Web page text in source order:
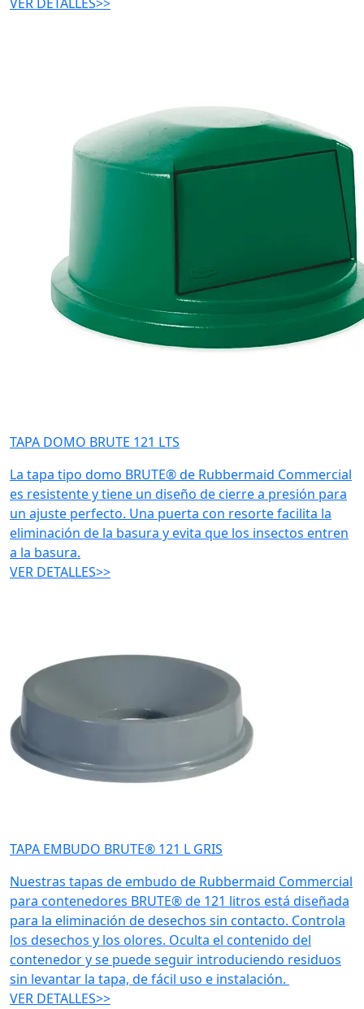
TAPA DOMO BRUTE 121 LTS
La tapa tipo domo BRUTE® de Rubbermaid Commercial
es resistente y tiene un diseño de cierre a presión para
un ajuste perfecto. Una puerta con resorte facilita la
eliminación de la basura y evita que los insectos entren
a la basura.
VER DETALLES>>
TAPA EMBUDO BRUTE® 121 L GRIS
Nuestras tapas de embudo de Rubbermaid Commercial
para contenedores BRUTE® de 121 litros está diseñada
para la eliminación de desechos sin contacto. Controla
los desechos y los olores. Oculta el contenido del
contenedor y se puede seguir introduciendo residuos
sin levantar la tapa, de fácil uso e instalación.
VER DETALLES>>